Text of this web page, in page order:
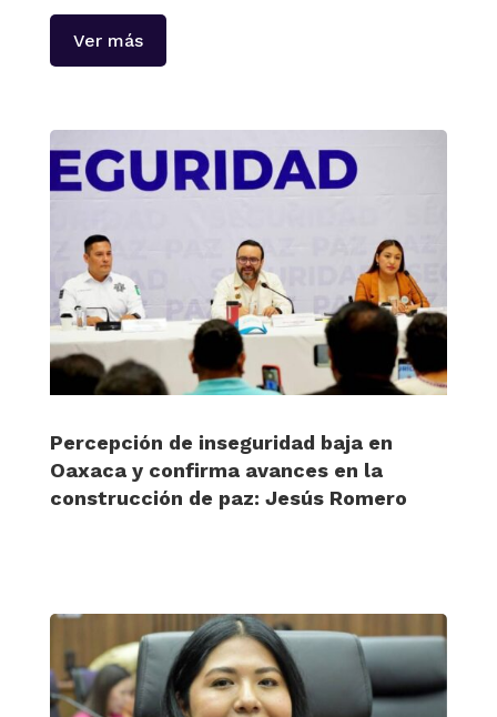
Ver más
Percepción de inseguridad baja en
Oaxaca y confirma avances en la
construcción de paz: Jesús Romero